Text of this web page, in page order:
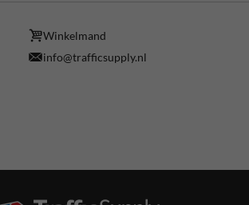
Winkelmand
info@trafficsupply.nl